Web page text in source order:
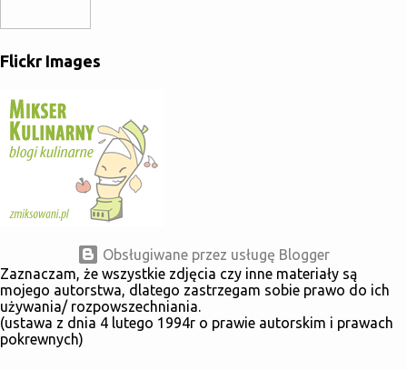
Flickr Images
Obsługiwane przez usługę Blogger
Zaznaczam, że wszystkie zdjęcia czy inne materiały są
mojego autorstwa, dlatego zastrzegam sobie prawo do ich
używania/ rozpowszechniania.
(ustawa z dnia 4 lutego 1994r o prawie autorskim i prawach
pokrewnych)